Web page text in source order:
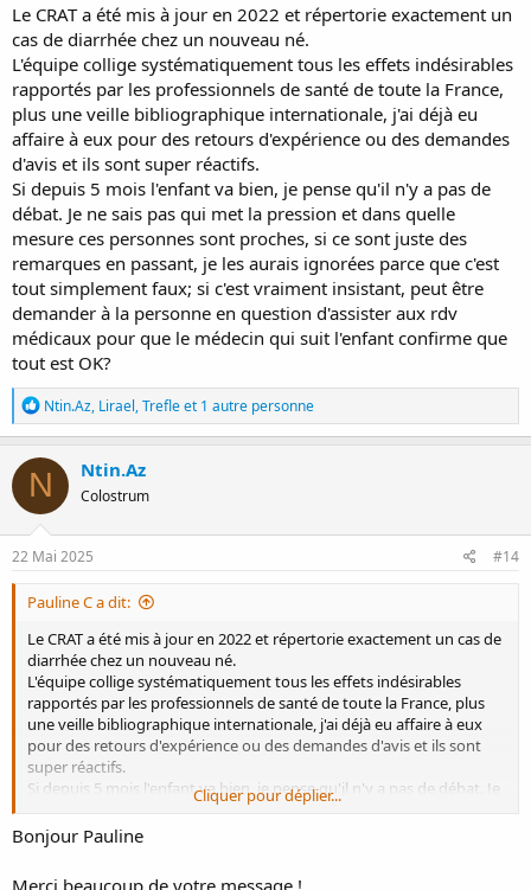
Le CRAT a été mis à jour en 2022 et répertorie exactement un
cas de diarrhée chez un nouveau né.
L'équipe collige systématiquement tous les effets indésirables
rapportés par les professionnels de santé de toute la France,
plus une veille bibliographique internationale, j'ai déjà eu
affaire à eux pour des retours d'expérience ou des demandes
d'avis et ils sont super réactifs.
Si depuis 5 mois l'enfant va bien, je pense qu'il n'y a pas de
débat. Je ne sais pas qui met la pression et dans quelle
mesure ces personnes sont proches, si ce sont juste des
remarques en passant, je les aurais ignorées parce que c'est
tout simplement faux; si c'est vraiment insistant, peut être
demander à la personne en question d'assister aux rdv
médicaux pour que le médecin qui suit l'enfant confirme que
tout est OK?
R
é
a
c
i
o
n
s
Ntin.Az, Lirael,Trefleet 1 autre personne
N Ntin.Az
Colostrum
22 Mai 2025 #14
Pauline C a dit:
Le CRAT a été mis à jour en 2022 et répertorie exactement un cas de
diarrhée chez un nouveau né.
L'équipe collige systématiquement tous les effets indésirables
rapportés par les professionnels de santé de toute la France, plus
une veille bibliographique internationale, j'ai déjà eu affaire à eux
pour des retours d'expérience ou des demandes d'avis et ils sont
super réactifs.
Si depuis 5 mois l'enfant va bien, je pense qu'il n'y a pas de débat. Je
ne sais pas qui met la pression et dans quelle mesure ces personnes
sont proches, si ce sont juste des remarques en passant, je les
aurais ignorées parce que c'est tout simplement faux; si c'est
Cliquer pour déplier...
Bonjour Pauline
Merci beaucoup de votre message !